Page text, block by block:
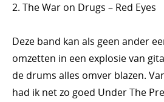
2. The War on Drugs – Red Eyes
Deze band kan als geen ander
omzetten in een explosie van
de drums alles omver blazen.
had ik net zo goed Under The